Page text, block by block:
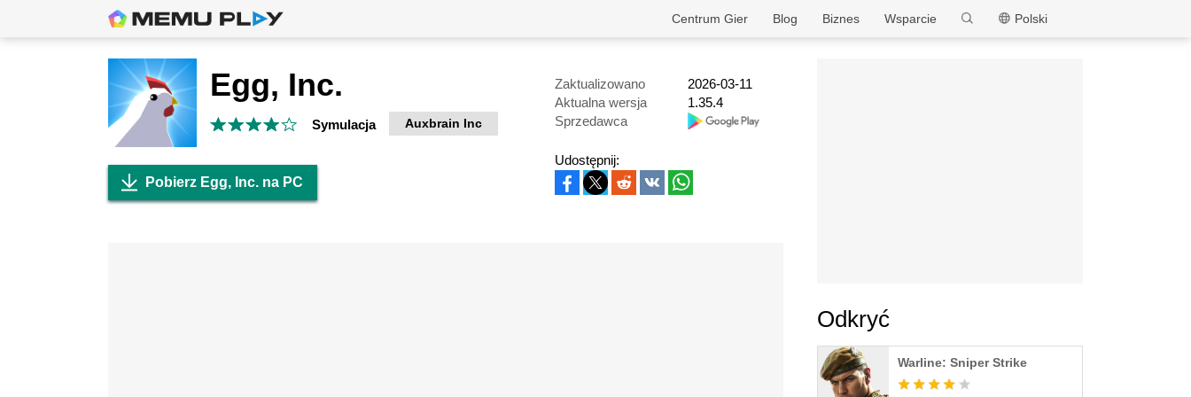
MEmu
Polski
Wsparcie
Biznes
Blog
Centrum Gier
Egg, Inc.
Symulacja Auxbrain Inc
Zaktualizowano
2026-03-11
Aktualna wersja
1.35.4
Sprzedawca
Pobierz Egg, Inc. na PC
Udostępnij:
Odkryć
Warline: Sniper Strike